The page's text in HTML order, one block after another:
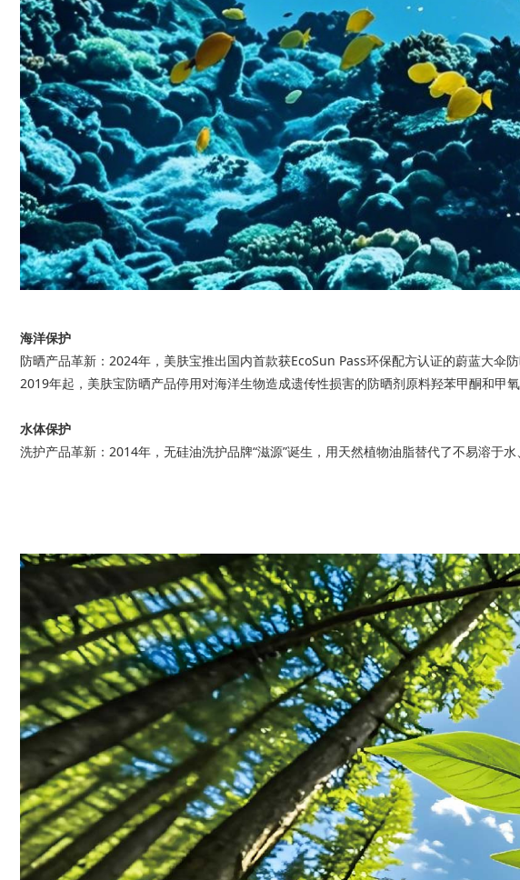
海洋保护
防晒产品革新：2024年，美肤宝推出国内首款获EcoSun Pass环保配方认证的蔚蓝大伞防
2019年起，美肤宝防晒产品停用对海洋生物造成遗传性损害的防晒剂原料羟苯甲酮和甲
水体保护
洗护产品革新：2014年，无硅油洗护品牌“滋源”诞生，用天然植物油脂替代了不易溶于